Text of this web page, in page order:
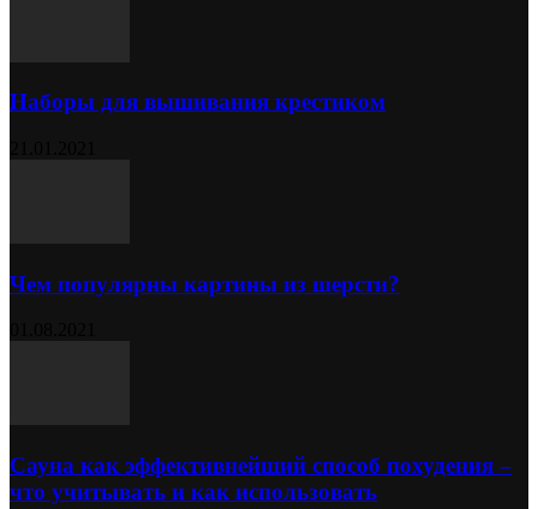
Наборы для вышивания крестиком
Чем популярны картины из шерсти?
Сауна как эффективнейший способ похудения –
что учитывать и как использовать